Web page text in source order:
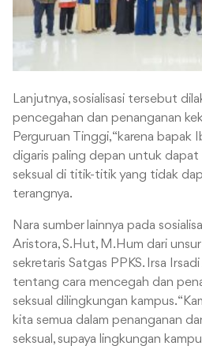
Lanjutnya, sosialisasi tersebut
pencegahan dan penanganan
Perguruan Tinggi, “karena bapak
digaris paling depan untuk dapat
seksual di titik-titik yang tidak
terangnya.
Nara sumber lainnya pada
Aristora, S.Hut, M.Hum dari
sekretaris Satgas PPKS. Irsa
tentang cara mencegah dan
seksual dilingkungan kampus.
kita semua dalam penanganan
seksual, supaya lingkungan